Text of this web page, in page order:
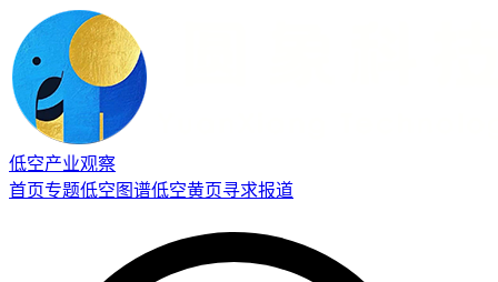
低空产业观察
首页专题低空图谱低空黄页寻求报道